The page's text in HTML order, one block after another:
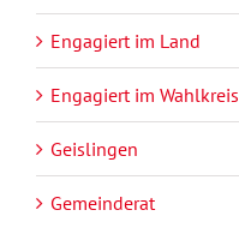
Engagiert im Land
Engagiert im Wahlkreis
Geislingen
Gemeinderat